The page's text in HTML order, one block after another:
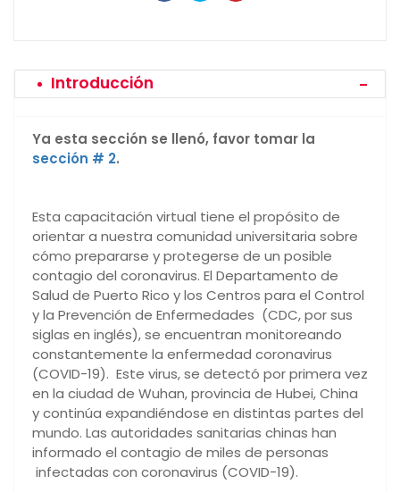
Introducción
Ya esta sección se llenó, favor tomar la
sección # 2.
Esta capacitación virtual tiene el propósito de
orientar a nuestra comunidad universitaria sobre
cómo prepararse y protegerse de un posible
contagio del coronavirus. El Departamento de
Salud de Puerto Rico y los Centros para el Control
y la Prevención de Enfermedades (CDC, por sus
siglas en inglés), se encuentran monitoreando
constantemente la enfermedad coronavirus
(COVID-19). Este virus, se detectó por primera vez
en la ciudad de Wuhan, provincia de Hubei, China
y continúa expandiéndose en distintas partes del
mundo. Las autoridades sanitarias chinas han
informado el contagio de miles de personas
infectadas con coronavirus (COVID-19).